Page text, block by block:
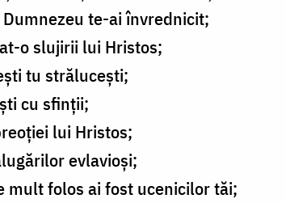
te-ai învrednicit;
o slujirii lui Hristos;
tu strălucești;
cu sfinții;
lui Hristos;
evlavioși;
mult folos ai fost ucenicilor tăi;